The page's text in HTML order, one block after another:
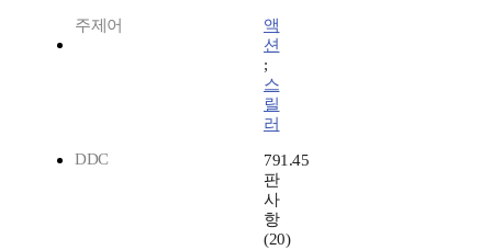
주제어
액
션
;
스
릴
러
DDC
791.45
판
사
항
(20)